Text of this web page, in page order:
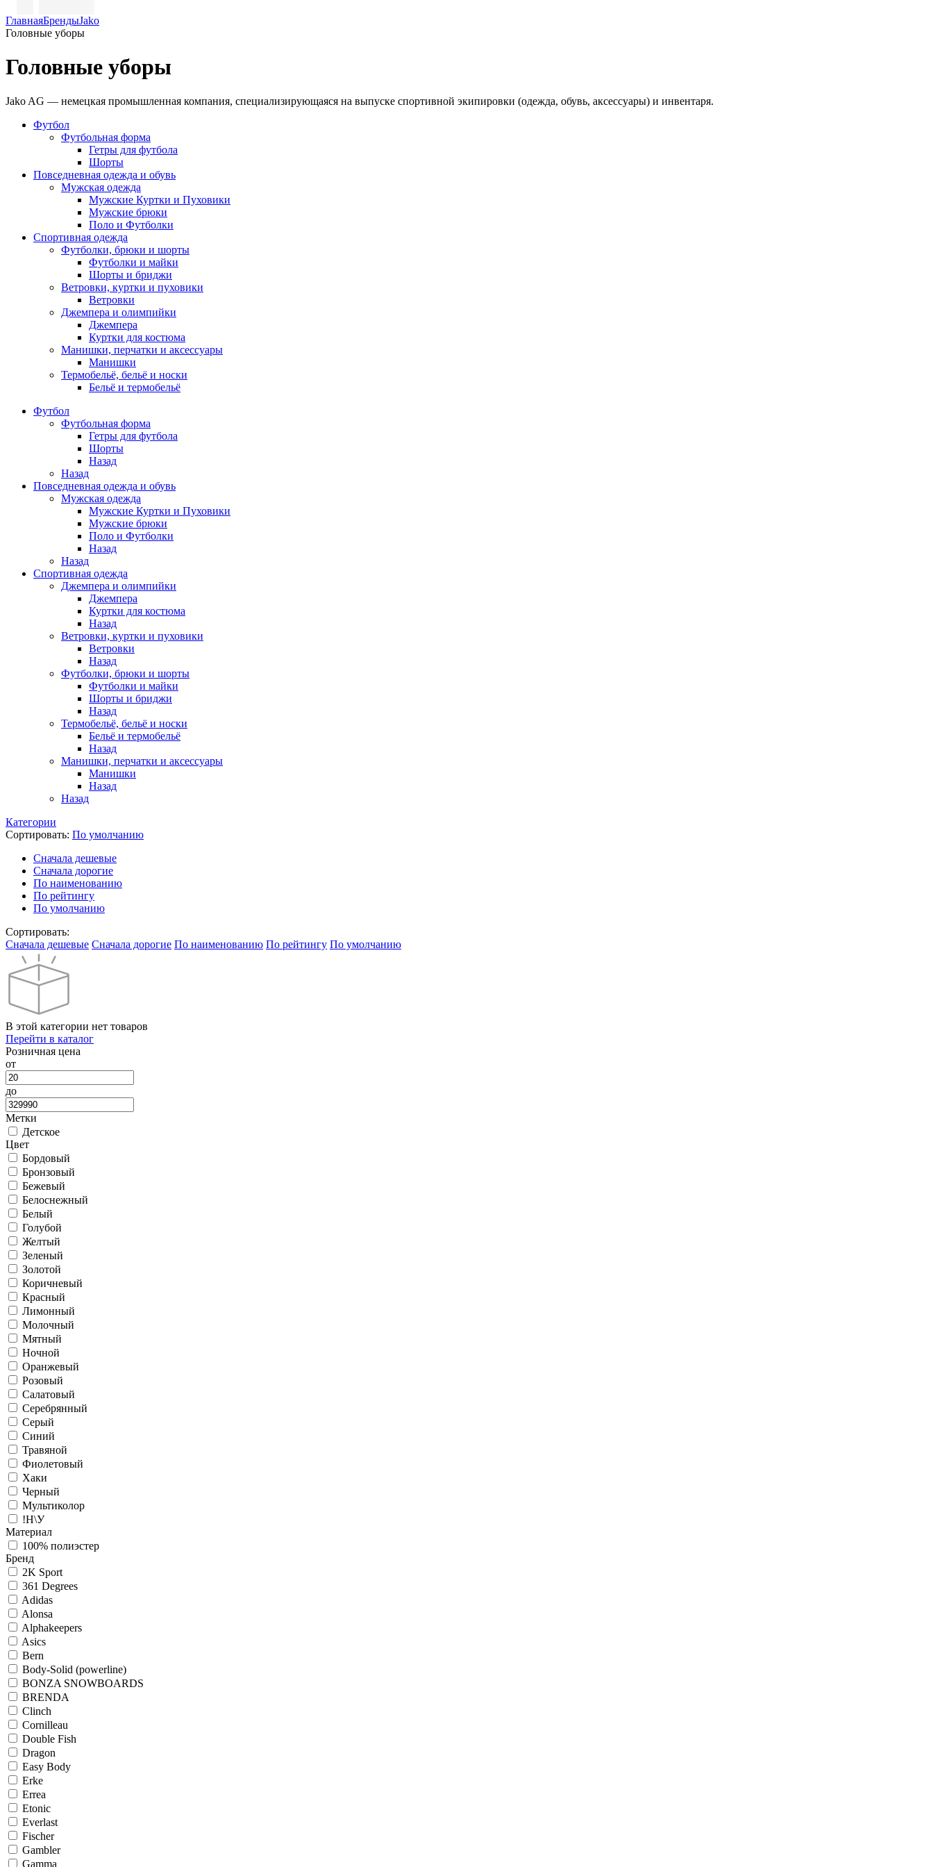
ГлавнаяБрендыJako
Головные уборы
Головные уборы
Jako AG — немецкая промышленная компания, специализирующаяся на выпуске спортивной экипировки (одежда, обувь, аксессуары) и инвентаря.
Футбол
Футбольная форма
Гетры для футбола
Шорты
Повседневная одежда и обувь
Мужская одежда
Мужские Куртки и Пуховики
Мужские брюки
Поло и Футболки
Спортивная одежда
Футболки, брюки и шорты
Футболки и майки
Шорты и бриджи
Ветровки, куртки и пуховики
Ветровки
Джемпера и олимпийки
Джемпера
Куртки для костюма
Манишки, перчатки и аксессуары
Манишки
Термобельё, бельё и носки
Бельё и термобельё
Футбол
Футбольная форма
Гетры для футбола
Шорты
Назад
Назад
Повседневная одежда и обувь
Мужская одежда
Мужские Куртки и Пуховики
Мужские брюки
Поло и Футболки
Назад
Назад
Спортивная одежда
Джемпера и олимпийки
Джемпера
Куртки для костюма
Назад
Ветровки, куртки и пуховики
Ветровки
Назад
Футболки, брюки и шорты
Футболки и майки
Шорты и бриджи
Назад
Термобельё, бельё и носки
Бельё и термобельё
Назад
Манишки, перчатки и аксессуары
Манишки
Назад
Назад
Категории
Сортировать: По умолчанию
Cначала дешевые
Cначала дорогие
По наименованию
По рейтингу
По умолчанию
Сортировать:
Cначала дешевые Cначала дорогие По наименованию По рейтингу По умолчанию
В этой категории нет товаров
Перейти в каталог
Розничная цена
от
до
Метки
Детское
Цвет
Бордовый
Бронзовый
Бежевый
Белоснежный
Белый
Голубой
Желтый
Зеленый
Золотой
Коричневый
Красный
Лимонный
Молочный
Мятный
Ночной
Оранжевый
Розовый
Салатовый
Серебрянный
Серый
Синий
Травяной
Фиолетовый
Хаки
Черный
Мультиколор
!Н\У
Материал
100% полиэстер
Бренд
2K Sport
361 Degrees
Adidas
Alonsa
Alphakeepers
Asics
Bern
Body-Solid (powerline)
BONZA SNOWBOARDS
BRENDA
Clinch
Cornilleau
Double Fish
Dragon
Easy Body
Erke
Errea
Etonic
Everlast
Fischer
Gambler
Gamma